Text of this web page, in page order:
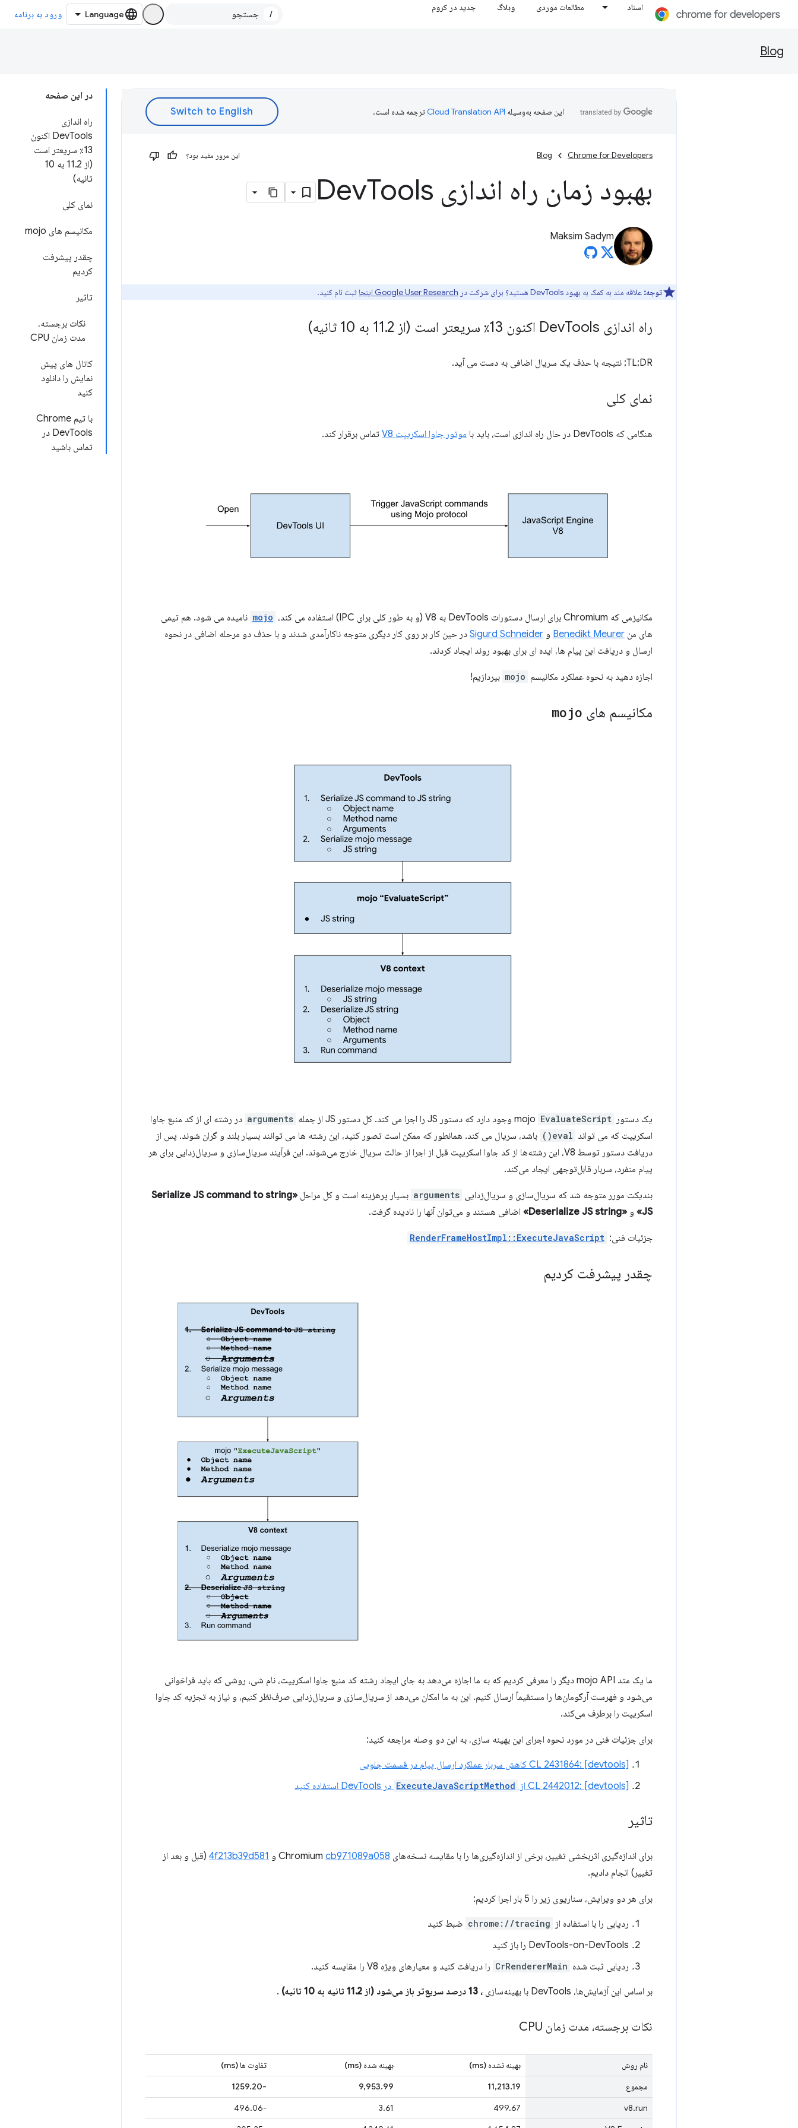
اسناد مطالعات موردی وبلاگ جدید در کروم
/ ورود به برنامه
Blog
در این صفحه
راه اندازی
DevTools اکنون
13٪ سریعتر است
(از 11.2 به 10
ثانیه)
نمای کلی
مکانیسم های mojo
چقدر پیشرفت
کردیم
تاثیر
نکات برجسته،
مدت زمان CPU
کانال های پیش
نمایش را دانلود
کنید
با تیم Chrome
DevTools در
تماس باشید
این صفحه به‌وسیله ترجمه شده است.
Chrome for Developers
Blog این مرور مفید بود؟
بهبود زمان راه اندازی Dev Tools
Maksim Sadym
توجه: علاقه مند به کمک به بهبود DevTools هستید؟ برای شرکت در Google User Research اینجا ثبت نام کنید.
راه اندازی Dev Tools اکنون 13٪ سریعتر است (از 11 .2 به 10 ثانیه)
TL;DR; نتیجه با حذف یک سریال اضافی به دست می آید.
نمای کلی
هنگامی که DevTools در حال راه اندازی است، باید با موتور جاوا اسکریپت V8 تماس برقرار کند.
مکانیزمی که Chromium برای ارسال دستورات DevTools به V8 (و به طور کلی برای IPC) استفاده می کند، mojo نامیده می شود. هم تیمی
های من Benedikt Meurer و Sigurd Schneider در حین کار بر روی کار دیگری متوجه ناکارآمدی شدند و با حذف دو مرحله اضافی در نحوه
ارسال و دریافت این پیام ها، ایده ای برای بهبود روند ایجاد کردند.
اجازه دهید به نحوه عملکرد مکانیسم mojo بپردازیم!
مکانیسم های mojo
یک دستور mojo EvaluateScript وجود دارد که دستور JS را اجرا می کند. کل دستور JS از جمله arguments در رشته ای از کد منبع جاوا
اسکریپت که می تواند eval()
باشد، سریال می کند. همانطور که ممکن است تصور کنید، این رشته ها می توانند بسیار بلند و گران شوند. پس از
دریافت دستور توسط V8، این رشته‌ها از کد جاوا اسکریپت قبل از اجرا از حالت سریال خارج می‌شوند. این فرآیند سریال‌سازی و سریال‌زدایی برای هر
پیام منفرد، سربار قابل‌توجهی ایجاد می‌کند.
بندیکت مورر متوجه شد که سریال‌سازی و سریال‌زدایی arguments بسیار پرهزینه است و کل مراحل
«Serialize JS command to string
JS»
و «Deserialize JS string» اضافی هستند و می‌توان آنها را نادیده گرفت.
جزئیات فنی: RenderFrameHostImpl::ExecuteJavaScript
چقدر پیشرفت کردیم
ما یک متد mojo API دیگر را معرفی کردیم که به ما اجازه می‌دهد به جای ایجاد رشته کد منبع جاوا اسکریپت، نام شی، روشی که باید فراخوانی
می‌شود و فهرست آرگومان‌ها را مستقیماً ارسال کنیم. این به ما امکان می‌دهد از سریال‌سازی و سریال‌زدایی صرف‌نظر کنیم، و نیاز به تجزیه کد جاوا
اسکریپت را برطرف می‌کند.
برای جزئیات فنی در مورد نحوه اجرای این بهینه سازی، به این دو وصله مراجعه کنید:
CL 2431864: [devtools] کاهش سربار عملکرد ارسال پیام در قسمت جلویی
CL 2442012: [devtools] از
ExecuteJavaScriptMethod در DevTools استفاده کنید
تاثیر
برای اندازه‌گیری اثربخشی تغییر، برخی از اندازه‌گیری‌ها را با مقایسه نسخه‌های Chromium cb971089a058 و 4f213b39d581 (قبل و بعد از
تغییر) انجام دادیم.
برای هر دو ویرایش، سناریوی زیر را 5 بار اجرا کردیم:
ردیابی را با استفاده از chrome://tracing ضبط کنید
DevTools-on-DevTools را باز کنید
ردیابی ثبت شده CrRendererMain را دریافت کنید و معیارهای ویژه V8 را مقایسه کنید.
بر اساس این آزمایش‌ها، DevTools با بهینه‌سازی ، 13 درصد سریع‌تر باز می‌شود (از 11.2 ثانیه به 10 ثانیه) .
نکات برجسته، مدت زمان CPU
نام روش بهینه نشده (ms) بهینه شده (ms) تفاوت ها (ms)
مجموع
11,213.19
9,953.99
-1259.20
v8.run
499.67
3.61
-496.06